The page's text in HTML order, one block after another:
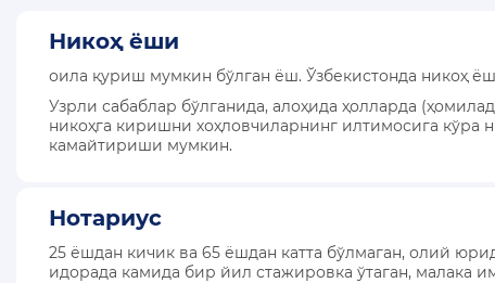
КОНСТИТУЦИЯВИЙ ЛУҒАТ
КОНСТИТУЦИЯНИ ЎРГАНАМИЗ
Никоҳ ёши
оила қуриш мумкин бўлган ёш. Ўзбекистонда никоҳ
Узрли сабаблар бўлганида, алоҳида ҳолларда
никоҳга киришни хоҳловчиларнинг илтимосига кўра
камайтириши мумкин.
Нотариус
25 ёшдан кичик ва 65 ёшдан катта бўлмаган, олий
идорада камида бир йил стажировка ўтаган, малака